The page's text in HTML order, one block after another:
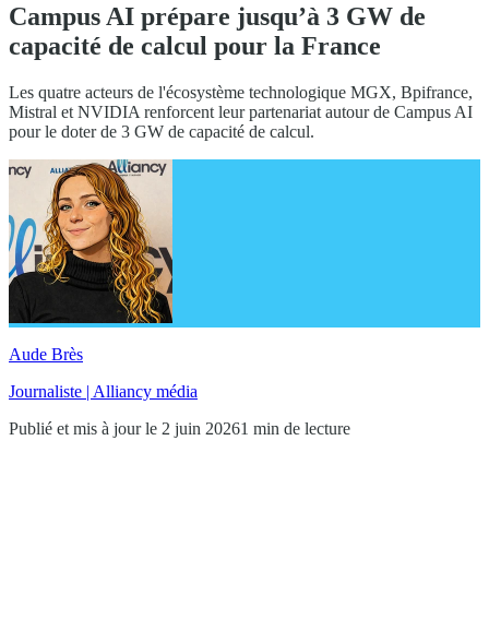
Campus AI prépare jusqu’à 3 GW de
capacité de calcul pour la France
Les quatre acteurs de l'écosystème technologique MGX, Bpifrance,
Mistral et NVIDIA renforcent leur partenariat autour de Campus AI
pour le doter de 3 GW de capacité de calcul.
Aude Brès
Journaliste | Alliancy média
Publié et mis à jour le 2 juin 20261 min de lecture